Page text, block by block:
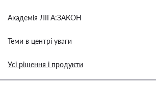
Академія ЛІГА:ЗАКОН
Теми в центрі уваги
Усі рішення і продукти